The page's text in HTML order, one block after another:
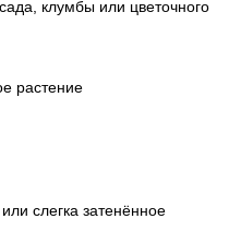
клумбы или цветочного
растение
слегка затенённое